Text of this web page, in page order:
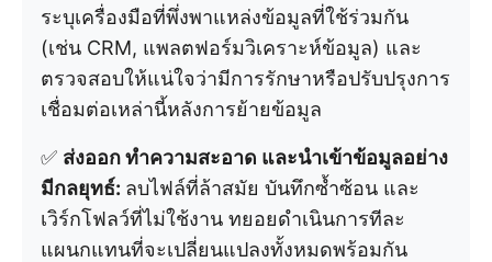
ระบุเครื่องมือที่พึ่งพาแหล่งข้อมูลที่ใช้ร่วมกัน
(เช่น CRM, แพลตฟอร์มวิเคราะห์ข้อมูล) และ
ตรวจสอบให้แน่ใจว่ามีการรักษาหรือปรับปรุงการ
เชื่อมต่อเหล่านี้หลังการย้ายข้อมูล
✅ ส่งออก ทำความสะอาด และนำเข้าข้อมูลอย่าง
มีกลยุทธ์: ลบไฟล์ที่ล้าสมัย บันทึกซ้ำซ้อน และ
เวิร์กโฟลว์ที่ไม่ใช้งาน ทยอยดำเนินการทีละ
แผนกแทนที่จะเปลี่ยนแปลงทั้งหมดพร้อมกัน